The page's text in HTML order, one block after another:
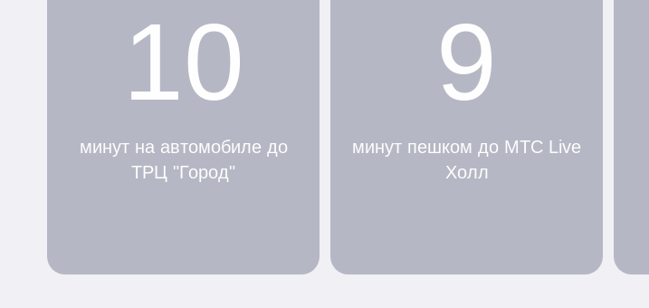
10
минут на автомобиле до
ТРЦ "Город"
9
минут пешком до МТС Live
Холл